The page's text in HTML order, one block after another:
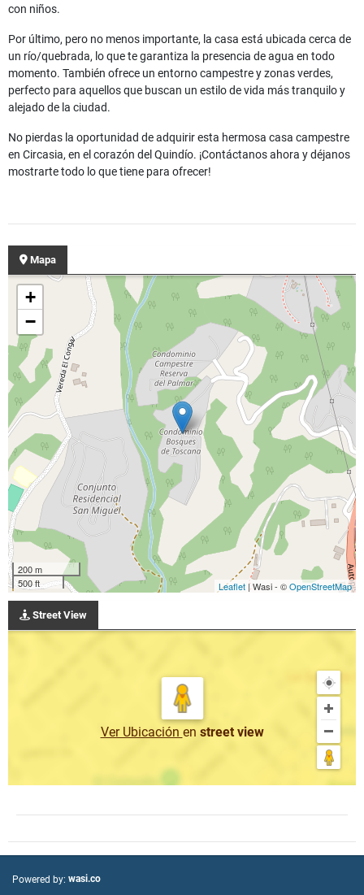
con niños.
Por último, pero no menos importante, la casa está ubicada cerca de
un río/quebrada, lo que te garantiza la presencia de agua en todo
momento. También ofrece un entorno campestre y zonas verdes,
perfecto para aquellos que buscan un estilo de vida más tranquilo y
alejado de la ciudad.
No pierdas la oportunidad de adquirir esta hermosa casa campestre
en Circasia, en el corazón del Quindío. ¡Contáctanos ahora y déjanos
mostrarte todo lo que tiene para ofrecer!
Mapa
+
−
200 m
500 ft
Leaflet | Wasi - ©OpenStreetMap
Street View
Ver Ubicación en street view
Powered by: wasi.co